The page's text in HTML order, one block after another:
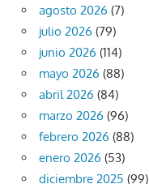
agosto 2026 (7)
julio 2026 (79)
junio 2026 (114)
mayo 2026 (88)
abril 2026 (84)
marzo 2026 (96)
febrero 2026 (88)
enero 2026 (53)
diciembre 2025 (99)